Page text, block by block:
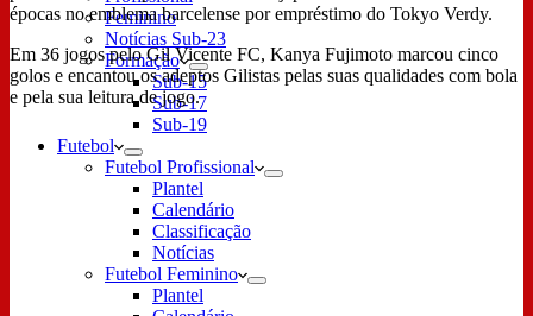
Feminino
Notícias Sub-23
Formação
Sub-15
Sub-17
Sub-19
Futebol
Futebol Profissional
Plantel
Calendário
Classificação
Notícias
Futebol Feminino
Plantel
épocas no emblema barcelense por empréstimo do Tokyo Verdy.
Em 36 jogos pelo Gil Vicente FC, Kanya Fujimoto marcou cinco
golos e encantou os adeptos Gilistas pelas suas qualidades com bola
e pela sua leitura de jogo.